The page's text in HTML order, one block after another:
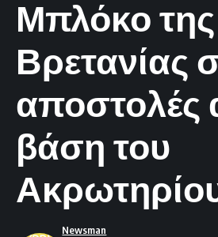
Μπλόκο της
Βρετανίας
αποστολές
βάση του
Newsman